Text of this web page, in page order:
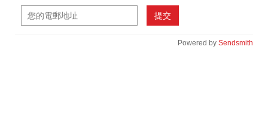
提交
Powered by Sendsmith